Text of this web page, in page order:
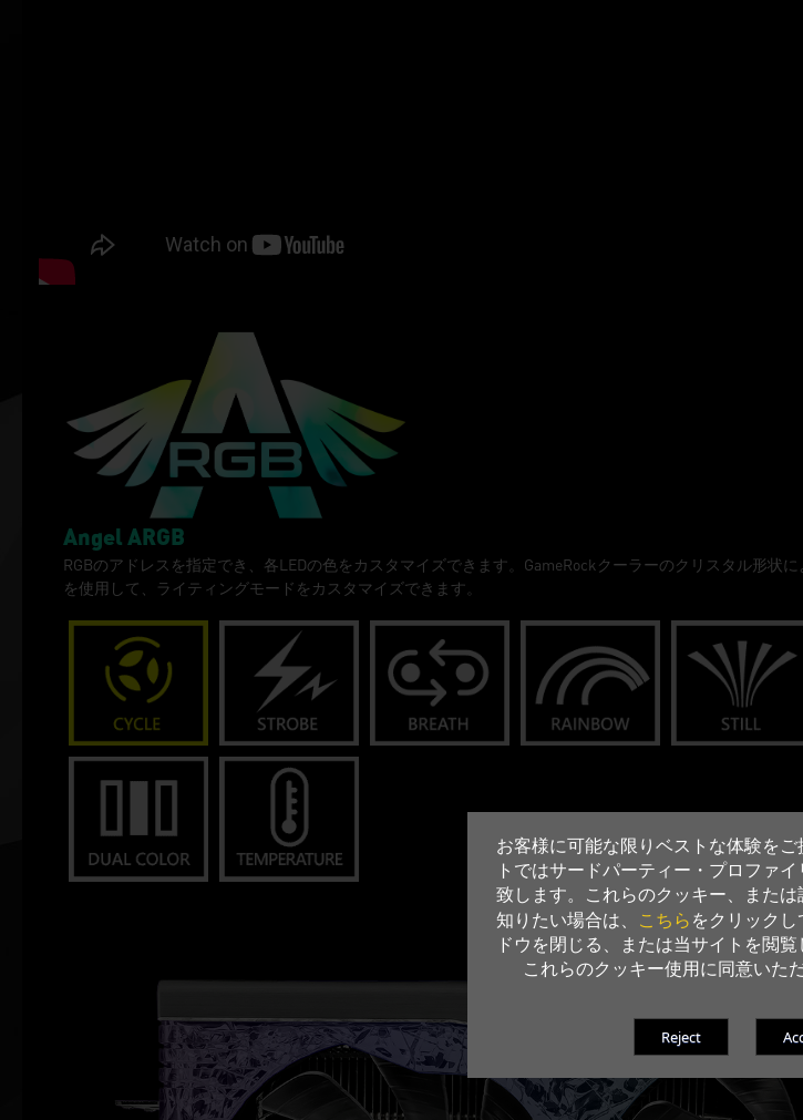
お客様に可能な限りベストな体験を
トではサードパーティー・プロファ
致します。これらのクッキー、また
知りたい場合は、
こちら をクリック
ドウを閉じる、または当サイトを閲覧
これらのクッキー使用に同意いた
Angel ARGB
RGBのアドレスを指定でき、各LEDの色をカスタマイズできます。GameRockクーラーのクリスタル形
を使用して、ライティングモードをカスタマイズできます。